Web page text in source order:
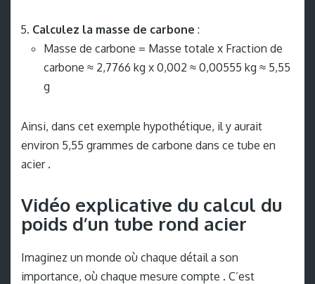
Calculez la masse de carbone :
Masse de carbone = Masse totale x Fraction de
carbone ≈ 2,7766 kg x 0,002 ≈ 0,00555 kg ≈ 5,55
g
Ainsi, dans cet exemple hypothétique, il y aurait
environ 5,55 grammes de carbone dans ce tube en
acier .
Vidéo explicative du calcul du
poids d’un tube rond acier
Imaginez un monde où chaque détail a son
importance, où chaque mesure compte . C’est